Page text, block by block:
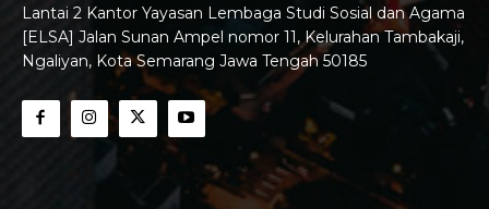
Lantai 2 Kantor Yayasan Lembaga Studi Sosial dan Agama
[ELSA] Jalan Sunan Ampel nomor 11, Kelurahan Tambakaji,
Ngaliyan, Kota Semarang Jawa Tengah 50185